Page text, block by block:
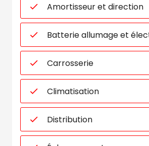
Amortisseur et direction
Batterie allumage et
Carrosserie
Climatisation
Distribution